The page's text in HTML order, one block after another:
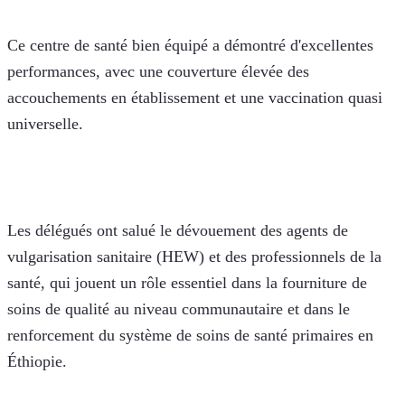
Ce centre de santé bien équipé a démontré d'excellentes
performances, avec une couverture élevée des
accouchements en établissement et une vaccination quasi
universelle.
Les délégués ont salué le dévouement des agents de
vulgarisation sanitaire (HEW) et des professionnels de la
santé, qui jouent un rôle essentiel dans la fourniture de
soins de qualité au niveau communautaire et dans le
renforcement du système de soins de santé primaires en
Éthiopie.